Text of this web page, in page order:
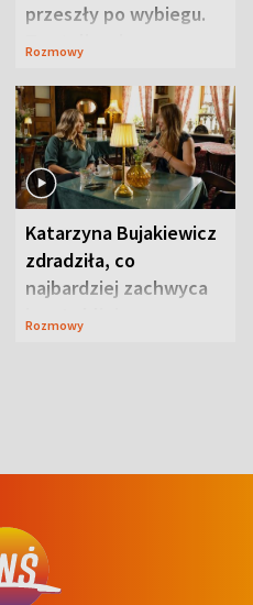
przeszły po wybiegu.
Te stylizacje
Rozmowy
Katarzyna Bujakiewicz
zdradziła, co
najbardziej zachwyca
ją w Lublinie
Rozmowy